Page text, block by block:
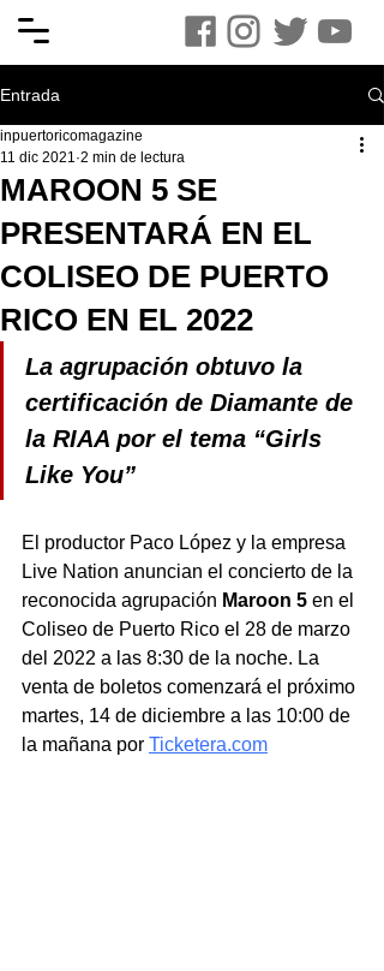
Entrada
MAROON 5 SE
PRESENTARÁ EN EL
COLISEO DE PUERTO
RICO EN EL 2022
inpuertoricomagazine
11 dic 2021 2 min de lectura
La agrupación obtuvo la
certificación de Diamante de
la RIAA por el tema “Girls
Like You”
El productor Paco López y la empresa
Live Nation anuncian el concierto de la
reconocida agrupación Maroon 5 en el
Coliseo de Puerto Rico el 28 de marzo
del 2022 a las 8:30 de la noche. La
venta de boletos comenzará el próximo
martes, 14 de diciembre a las 10:00 de
la mañana por Ticketera.com